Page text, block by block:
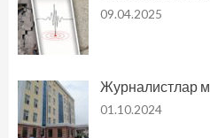
09.04.2025
Журналистлар
01.10.2024